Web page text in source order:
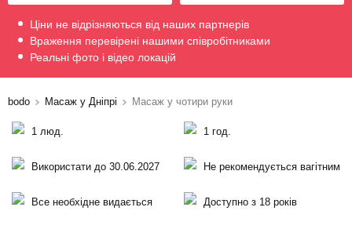
Ціни не відрізняються від наших партнерів
Враження перевірені нашими співробітниками
Реальні фото і відео локацій
bodo Масаж у Дніпрі Масаж у чотири руки
1 люд. 1 год.
Використати до 30.06.2027 Не рекомендується вагітним
Все необхідне видається Доступно з 18 років